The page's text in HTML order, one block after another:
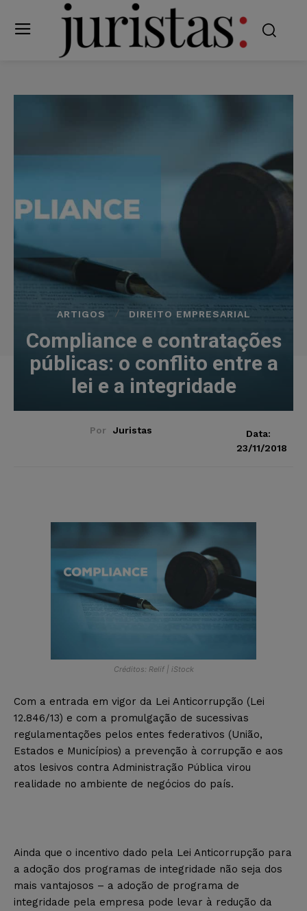
ARTIGOS DIREITO EMPRESARIAL
Compliance e contratações
públicas: o conflito entre a
lei e a integridade
Por Juristas
Data:
23/11/2018
Créditos: Relif | iStock
Com a entrada em vigor da Lei Anticorrupção (Lei
12.846/13) e com a promulgação de sucessivas
regulamentações pelos entes federativos (União,
Estados e Municípios) a prevenção à corrupção e aos
atos lesivos contra Administração Pública virou
realidade no ambiente de negócios do país.
Ainda que o incentivo dado pela Lei Anticorrupção para
a adoção dos programas de integridade não seja dos
mais vantajosos – a adoção de programa de
integridade pela empresa pode levar à redução da